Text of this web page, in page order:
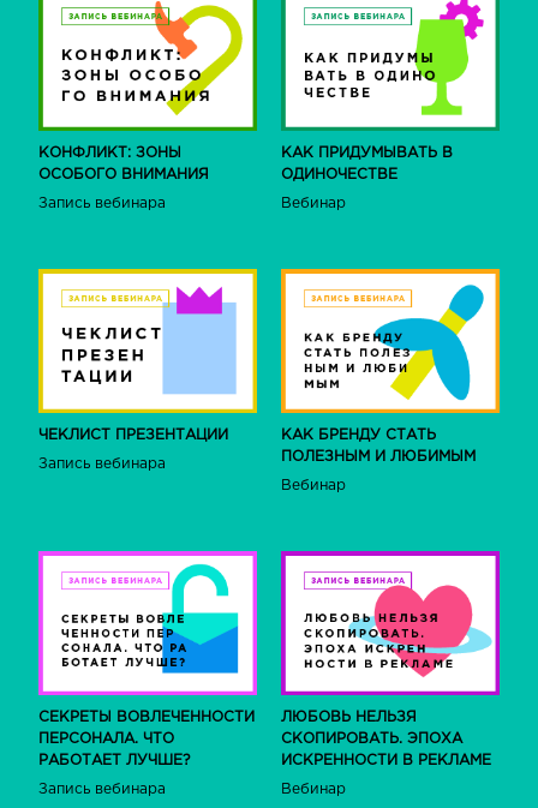
КОНФЛИКТ: ЗОНЫ
ОСОБОГО ВНИМАНИЯ
Запись вебинара
КАК ПРИДУМЫВАТЬ В
ОДИНОЧЕСТВЕ
Вебинар
ЧЕКЛИСТ ПРЕЗЕНТАЦИИ
Запись вебинара
КАК БРЕНДУ СТАТЬ
ПОЛЕЗНЫМ И ЛЮБИМЫМ
Вебинар
СЕКРЕТЫ ВОВЛЕЧЕННОСТИ
ПЕРСОНАЛА. ЧТО
РАБОТАЕТ ЛУЧШЕ?
Запись вебинара
ЛЮБОВЬ НЕЛЬЗЯ
СКОПИРОВАТЬ. ЭПОХА
ИСКРЕННОСТИ В РЕКЛАМЕ
Вебинар